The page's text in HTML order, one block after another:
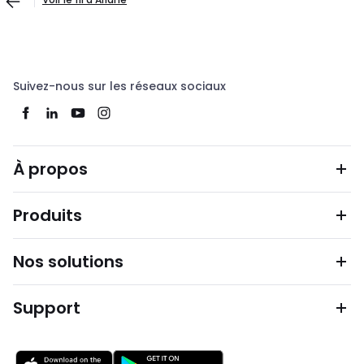
Suivez-nous sur les réseaux sociaux
À propos
Produits
Nos solutions
Support